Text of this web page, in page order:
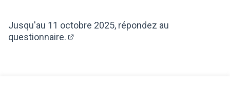
Jusqu'au 11 octobre 2025, répondez au
questionnaire.